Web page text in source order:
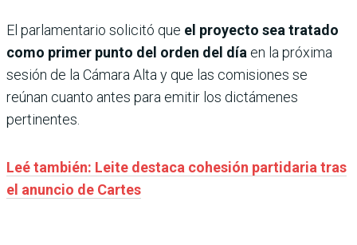
El parlamentario solicitó que el proyecto sea tratado
como primer punto del orden del día en la próxima
sesión de la Cámara Alta y que las comisiones se
reúnan cuanto antes para emitir los dictámenes
pertinentes.
Leé también: Leite destaca cohesión partidaria tras
el anuncio de Cartes